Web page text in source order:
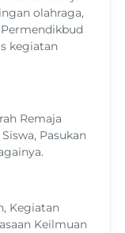
olahraga,
kegiatan
Remaja
Pasukan
Kegiatan
Keilmuan